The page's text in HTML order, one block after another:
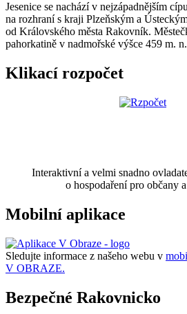
Jesenice se nachází v nejzápadnějším
na rozhraní s kraji Plzeňským a
od Královského města Rakovník.
pahorkatině v nadmořské výšce 459 m.
Klikací rozpočet
Interaktivní a velmi snadno
o hospodaření pro občany
Mobilní aplikace
Sledujte informace z našeho webu v
V OBRAZE.
Bezpečné Rakovnicko